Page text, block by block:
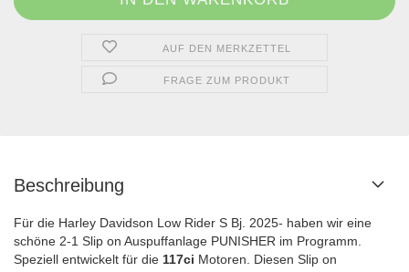
AUF DEN MERKZETTEL
FRAGE ZUM PRODUKT
Beschreibung
Für die Harley Davidson Low Rider S Bj. 2025- haben wir eine
schöne 2-1 Slip on Auspuffanlage PUNISHER im Programm.
Speziell entwickelt für die 117ci Motoren. Diesen Slip on